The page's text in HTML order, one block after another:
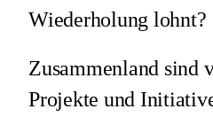
Wiederholung lohnt?
Zusammenland sind
Projekte und